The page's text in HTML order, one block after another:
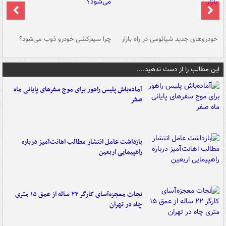
خودروهای جدید شیائومی در راه بازار چرا سیم‌کشی خودرو ذوب می‌شود؟
این مطالب را از دست ندهید....
آماده‌باش پلیس راهور برای موج سفرهای پایانی ماه
صفر
بازداشت عامل انتشار مطالب اهانت‌آمیز درباره
راهپیمایی اربعین
نجات معجزه‌آسای کارگر ۲۲ ساله از عمق ۱۵ متری
چاه در تهران